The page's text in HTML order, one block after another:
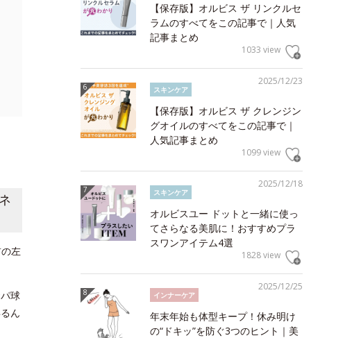
左
球
ん
【保存版】オルビス ザ リンクルセ
ラムのすべてをこの記事で｜人気
記事まとめ
1033 view
2025/12/23
スキンケア
【保存版】オルビス ザ クレンジン
グオイルのすべてをこの記事で｜
人気記事まとめ
1099 view
2025/12/18
スキンケア
オルビスユー ドットと一緒に使っ
てさらなる美肌に！おすすめプラ
スワンアイテム4選
1828 view
2025/12/25
インナーケア
年末年始も体型キープ！休み明け
の“ドキッ”を防ぐ3つのヒント｜美